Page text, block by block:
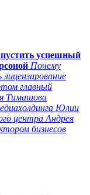
успешный
Почему
главный
Тимашова
Юлии
центра Андрея
бизнесов